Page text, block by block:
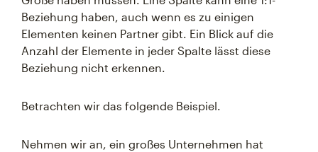
Beziehung haben, auch wenn es zu einigen
Elementen keinen Partner gibt. Ein Blick auf die
Anzahl der Elemente in jeder Spalte lässt diese
Beziehung nicht erkennen.
Betrachten wir das folgende Beispiel.
Nehmen wir an, ein großes Unternehmen hat